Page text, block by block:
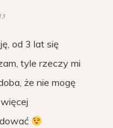
od 3 lat się
tyle rzeczy mi
że nie mogę